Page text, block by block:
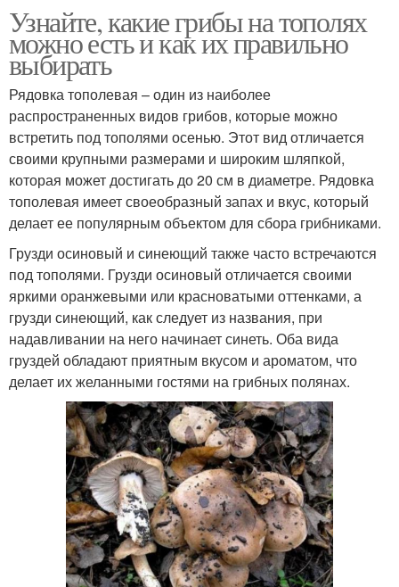
Узнайте, какие грибы на тополях
можно есть и как их правильно
выбирать
Рядовка тополевая – один из наиболее
распространенных видов грибов, которые можно
встретить под тополями осенью. Этот вид отличается
своими крупными размерами и широким шляпкой,
которая может достигать до 20 см в диаметре. Рядовка
тополевая имеет своеобразный запах и вкус, который
делает ее популярным объектом для сбора грибниками.
Грузди осиновый и синеющий также часто встречаются
под тополями. Грузди осиновый отличается своими
яркими оранжевыми или красноватыми оттенками, а
грузди синеющий, как следует из названия, при
надавливании на него начинает синеть. Оба вида
груздей обладают приятным вкусом и ароматом, что
делает их желанными гостями на грибных полянах.